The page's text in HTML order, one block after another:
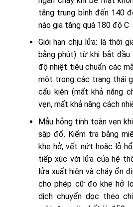
tăng trung bình đến 140
nào gia tăng quá 180 độ C
Giới hạn chịu lửa: là thời
bằng phút) từ khi bắt
độ nhiệt tiêu chuẩn các
một trong các trạng thái
cấu kiện (mất khả năng
vẹn, mất khả năng cách
Mẫu hỏng tính toàn vẹn
sập đổ. Kiểm tra bằng
khe hở, vết nứt hoặc lỗ
tiếp xúc với lửa của hệ
lửa xuất hiện và cháy ổn
cho phép cữ đo khe hở
dịch chuyển dọc theo